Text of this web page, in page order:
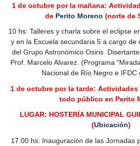
1 de octubre por la mañana:
de Perito Moreno (norte de
10 hs: Talleres y charla sobre el eclipse
y en la Escuela secundaria 5 a cargo de
del Grupo Astronómico Osiris.
Prof. Marcelo Alvarez. (Programa
Nacional de Río Negro e IFDC
1 de octubre por la tarde: Actividades
todo público en Perito
LUGAR: HOSTERÍA MUNICIPAL
(Ubicación)
17.00 hs: Inauguración de las Jornadas